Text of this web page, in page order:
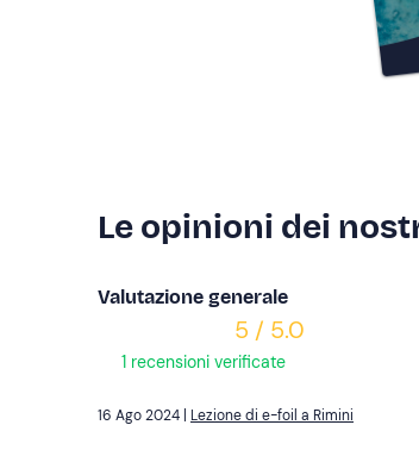
Le opinioni dei
Valutazione generale
5 / 5.0
1 recensioni verificate
Lezione di e-foil a Rimini